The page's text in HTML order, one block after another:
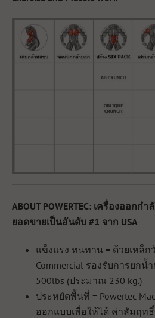
ABOUT POWERTEC: เครื่องออกกำ
ยอดขายเป็นอันดับ #1 จาก USA
แข็งแรง ทนทาน = ด้วยเหล็ก
Commercial รองรับการยก
500lbs (ประมาณ 230 kg.)
ประหยัดพื้นที่ = Powertec
ออกแบบเพื่อให้ได้ ค่าสัมฤท